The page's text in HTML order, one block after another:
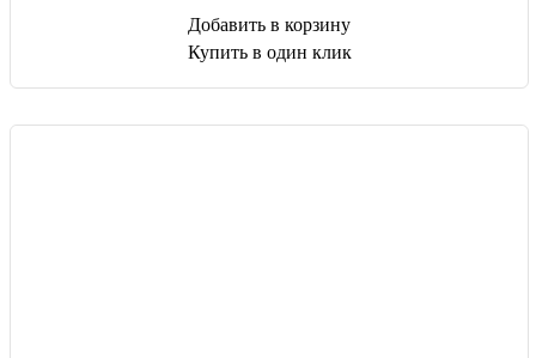
Добавить в корзину
Купить в один клик